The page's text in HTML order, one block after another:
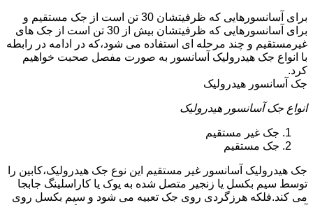
برای آسانسورهایی که ظرفیتشان 30 تن است از جک مستقیم و
برای آسانسورهایی که ظرفیتشان بیش از 30 تن است از جک های
غیرمستقیم و چند مرحله ای استفاده می شود،که در ادامه در رابطه
با انواع جک هیدرولیک آسانسور به صورت مفصل صحبت خواهیم
کرد.
جک آسانسور هیدرولیک
انواع جک آسانسور هیدرولیک
جک غیر مستقیم
جک مستقیم
جک هیدرولیک آسانسور غیر مستقیم این نوع جک هیدرولیک،کابین را
توسط سیم بکسل یا زنجیر متصل شده به یوک یا کاراسلینگ جابجا
می کند.فلکه هرزگردی روی جک تعبیه می شود و سیم بکسل روی